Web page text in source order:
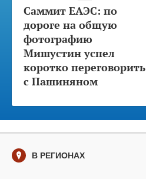
Саммит ЕАЭС: по
дороге на общую
фотографию
Мишустин успел
коротко переговорить
с Пашиняном
В РЕГИОНАХ